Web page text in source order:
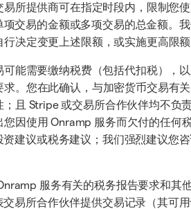
所提供商可在指定时段内，限制您
交易的金额或多项交易的总金额。
决定变更上述限额，或实施更高限
能需要缴纳税费（包括代扣税），
。您在此确认，与加密货币交易有
且 Stripe 或交易所合作伙伴均不负
您因使用 Onramp 服务而欠付的任何
建议或税务建议；我们强烈建议您
服务有关的税务报告要求和其
易所合作伙伴提供交易记录（其可